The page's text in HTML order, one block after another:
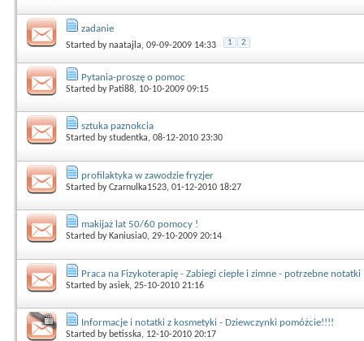
zadanie
Started bynaatajla, 09-09-2009 14:33 1 2
Pytania-proszę o pomoc
Started by Pati88, 10-10-2009 09:15
sztuka paznokcia
Started bystudentka, 08-12-2010 23:30
profilaktyka w zawodzie fryzjer
Started byCzarnulka1523, 01-12-2010 18:27
makijaż lat 50/60 pomocy !
Started by Kaniusia0, 29-10-2009 20:14
Praca na Fizykoterapię - Zabiegi ciepłe i zimne - potrzebne notatki
Started byasiek, 25-10-2010 21:16
Informacje i notatki z kosmetyki - Dziewczynki pomóżcie!!!!
Started by betisska, 12-10-2010 20:17